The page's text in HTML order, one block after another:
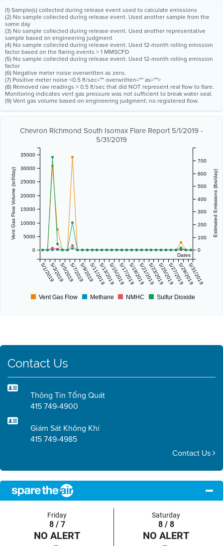
(1) Sample(s) collected during release event used to calculate emissions
(2) No sample collected during release event. Used another sample from the
same day
(3) No sample collected during release event. Used another representative
sample based on engineering judgment
(4) No sample collected during release event. Used 12-month rolling emission
factor based on the flaring events > 1 MMSCFD
(5) No sample collected during release event. Used 12-month rolling emission
factor
(6) Negative meter noise overwritten as zero.
(7) Positive meter noise <0.5 ft/sec="" overwritten="" as="">
(8) Removed raw readings > 0.5 ft/sec that did NOT represent real flow to flare.
Monitoring indicates vent gas pressure was not sufficient to break water seal.
(9) Vent gas volume based on engineering judgment; no registered flow.
Chevron Richmond South Isomax Flare Report 5/1/2019 -
5/31/2019
Dates
5/1/20195/3/20195/5/20195/7/20195/9/20195/11/20195/13/20195/15/20195/17/20195/19/20195/21/20195/23/20195/25/20195/27/20195/29/20195/31/2019
Vent Gas Flow Volume (scf/day)
0
5000
10000
15000
20000
25000
30000
35000
Estimated Emissions (lbs/day)
0
100
200
300
400
500
600
700
Vent Gas Flow Methane NMHC Sulfur Dioxide
Contact Us
Thông Tin Tổng Quát
415 749-4900
Giám Sát Không Khí
415 749-4985
Contact Us
Friday
8 / 7
NO ALERT
Saturday
8 / 8
NO ALERT